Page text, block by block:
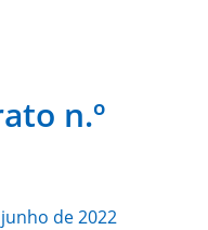
n.º
de 2022